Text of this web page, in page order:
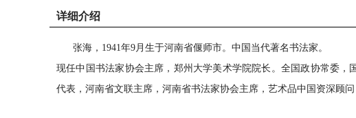
详细介绍
张海，1941年9月生于河南省偃师市。中国当代著名书法家。
现任中国书法家协会主席，郑州大学美术学院院长。全国政协常委
代表，河南省文联主席，河南省书法家协会主席，艺术品中国资深顾问